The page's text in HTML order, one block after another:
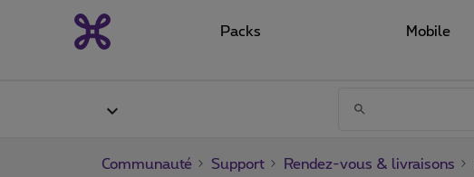
Packs Mobile
Communauté Support Rendez-vous & livraisons